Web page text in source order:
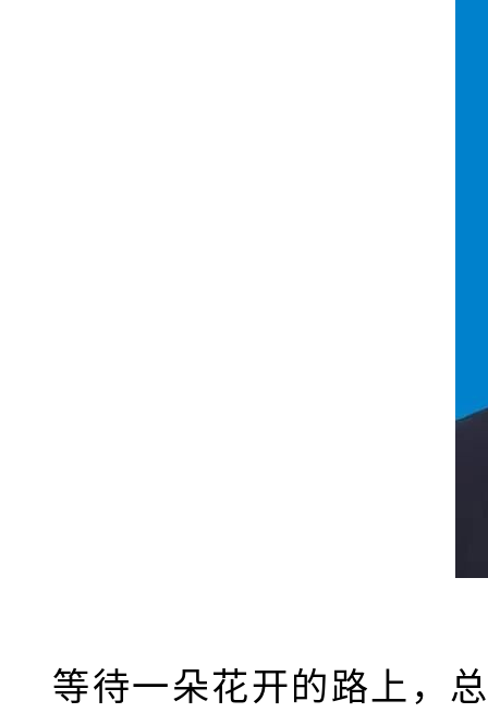
等待一朵花开的路上，